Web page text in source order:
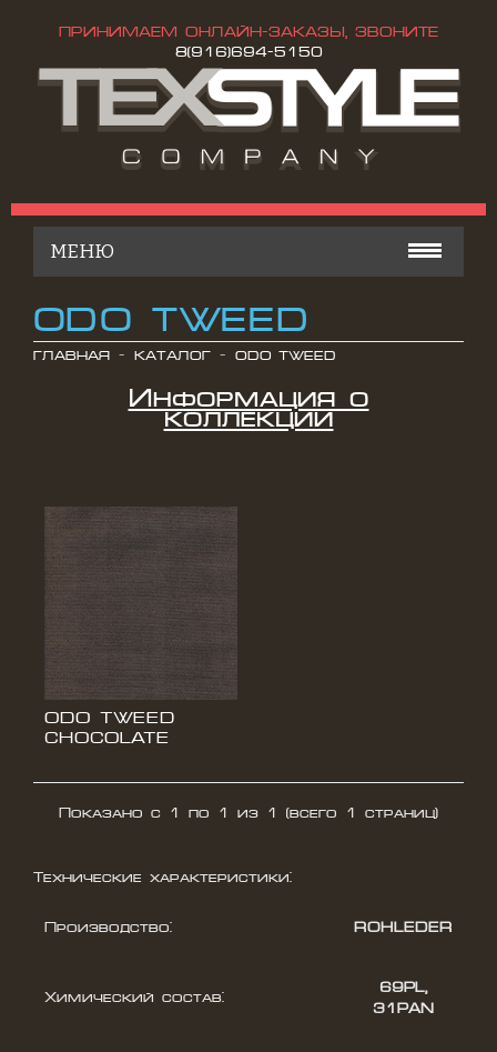
ПРИНИМАЕМ ОНЛАЙН-ЗАКАЗЫ, ЗВОНИТЕ
8(916)694-5150
МЕНЮ
ОСТАТКИ ТКАНЕЙ
КОНТАКТЫ
СВЯЗАТЬСЯ С НАМИ
ODO TWEED
ГЛАВНАЯ КАТАЛОГ ODO TWEED
Информация о
коллекции
ODO TWEED
CHOCOLATE
Показано с 1 по 1 из 1 (всего 1 страниц)
Технические характеристики:
Производство: ROHLEDER
Химический состав:
69PL,
31PAN